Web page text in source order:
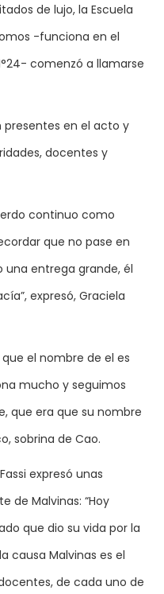
de lujo, la Escuela
-funciona en el
comenzó a llamarse
presentes en el acto y
docentes y
continuo como
que no pase en
una entrega grande, él
expresó, Graciela
el nombre de el es
mucho y seguimos
que era que su nombre
sobrina de Cao.
expresó unas
de Malvinas: “Hoy
que dio su vida por la
causa Malvinas es el
de cada uno de